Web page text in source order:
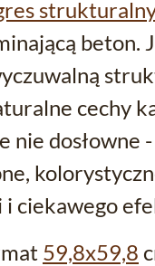
strukturalny
beton.
cechy
nie dosłowne
i ciekawego
59,8x59,8